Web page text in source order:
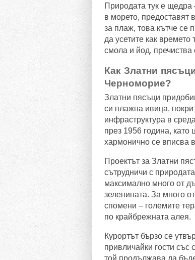
Природата тук е щедра
в морето, предоставят
за плаж, това кътче се
да усетите как
смола и йод, пречиства
Как Златни
Черноморие?
Златни пясъци
си плажна ивица,
инфраструктура в
през 1956 година, като
хармонично се вписва
Проектът за Златни
сътрудничи с
максимално много от
зеленината. За много
спомени – големите
по крайбрежната алея.
Курортът бързо се
привличайки гости